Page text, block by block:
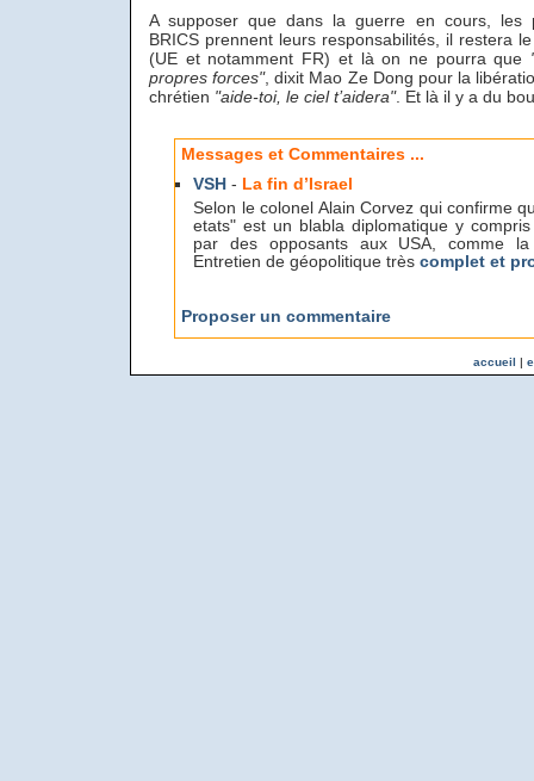
A supposer que dans la guerre en cours, les
BRICS prennent leurs responsabilités, il restera
(UE et notamment FR) et là on ne pourra que
propres forces", dixit Mao Ze Dong pour la
chrétien "aide-toi, le ciel t’aidera". Et là il y a du
Messages et Commentaires ...
VSH- La fin d’Israel
Selon le colonel Alain Corvez qui confirme
etats" est un blabla diplomatique y
par des opposants aux USA, comme
Entretien de géopolitique trèscomplet et
Proposer un commentaire
accueil |